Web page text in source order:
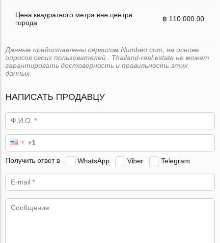
Цена квадратного метра вне центра
города
฿ 110 000.00
Данные предоставлены сервисом Numbeo.com, на основе
опросов своих пользователей . Thailand-real.estate не может
гарантировать достоверность и правильность этих
данных.
НАПИСАТЬ ПРОДАВЦУ
Получить ответ в WhatsApp Viber Telegram